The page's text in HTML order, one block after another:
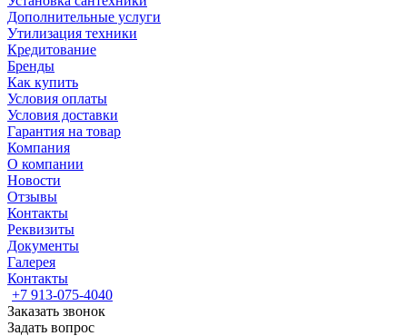
Дополнительные услуги
Утилизация техники
Кредитование
Бренды
Как купить
Условия оплаты
Условия доставки
Гарантия на товар
Компания
О компании
Новости
Отзывы
Контакты
Реквизиты
Документы
Галерея
Контакты
+7 913-075-4040
Заказать звонок
Задать вопрос